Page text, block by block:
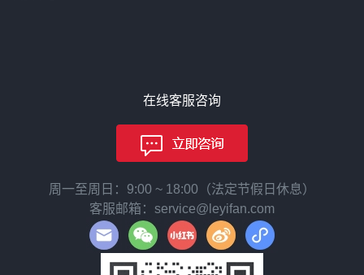
在线客服咨询
周一至周日：9:00 ~ 18:00（法定节假日休息）
客服邮箱：service@leyifan.com